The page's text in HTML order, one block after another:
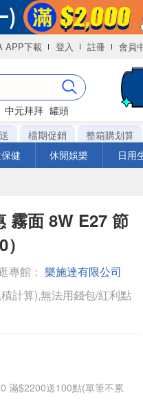
APP下載 登入 註冊 會員
中元拜拜 罐頭
檔期促銷 整箱購划算
健 休閒娛樂 日用
霧面 8W E27 節
專館： 樂施達有限公司
計算),無法用錢包/紅利點
滿$2200送100點(單筆不累